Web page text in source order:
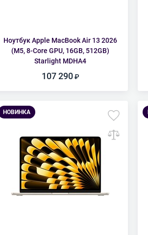
Ноутбук Apple MacBook Air 13 2026
(M5, 8-Core GPU, 16GB, 512GB)
Starlight MDHA4
107 290
НОВИНКА